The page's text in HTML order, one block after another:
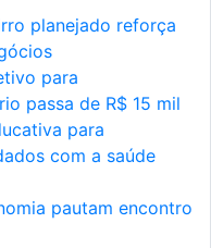
planejado reforça
para
passa de R$ 15 mil
para
com a saúde
pautam encontro